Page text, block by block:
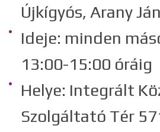
Újkígyós, Arany
Ideje: minden
13:00-15:00 óráig
Helye: Integrált
Szolgáltató Tér